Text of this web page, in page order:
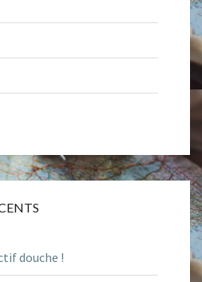
douche !